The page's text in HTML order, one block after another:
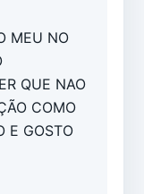
MEU NO
QUE NAO
COMO
E GOSTO